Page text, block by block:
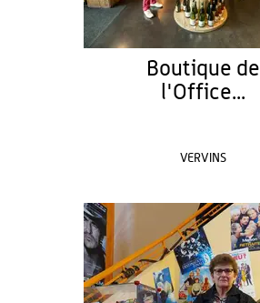
Boutique de
l'Office...
VERVINS